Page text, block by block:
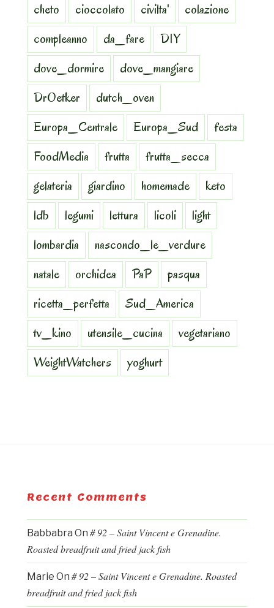
cheto
cioccolato civilta'
colazione
compleanno
da_fare
DIY
dove_dormire
dove_mangiare
DrOetker
dutch_oven
Europa_Centrale
Europa_Sud
festa
FoodMedia
frutta
frutta_secca
gelateria
giardino homemade
keto
ldb
legumi lettura licoli
light
lombardia
nascondo_le_verdure
natale
orchidea PaP
pasqua
ricetta_perfetta
Sud_America
tv_kino
utensile_cucina
vegetariano
WeightWatchers
yoghurt
Recent Comments
Babbabra On # 92 – Saint Vincent e Grenadine.
Roasted breadfruit and fried jack fish
Marie On # 92 – Saint Vincent e Grenadine. Roasted
breadfruit and fried jack fish